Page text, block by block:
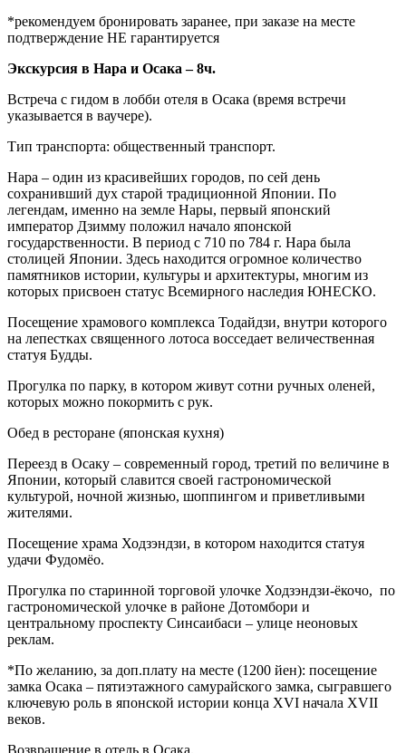
*рекомендуем бронировать заранее, при заказе на месте
подтверждение НЕ гарантируется
Экскурсия в Нара и Осака – 8ч.
Встреча с гидом в лобби отеля в Осака (время встречи
указывается в ваучере).
Тип транспорта: общественный транспорт.
Нара – один из красивейших городов, по сей день
сохранивший дух старой традиционной Японии. По
легендам, именно на земле Нары, первый японский
император Дзимму положил начало японской
государственности. В период с 710 по 784 г. Нара была
столицей Японии. Здесь находится огромное количество
памятников истории, культуры и архитектуры, многим из
которых присвоен статус Всемирного наследия ЮНЕСКО.
Посещение храмового комплекса Тодайдзи, внутри которого
на лепестках священного лотоса восседает величественная
статуя Будды.
Прогулка по парку, в котором живут сотни ручных оленей,
которых можно покормить с рук.
Обед в ресторане (японская кухня)
Переезд в Осаку – современный город, третий по величине в
Японии, который славится своей гастрономической
культурой, ночной жизнью, шоппингом и приветливыми
жителями.
Посещение храма Ходзэндзи, в котором находится статуя
удачи Фудомёо.
Прогулка по старинной торговой улочке Ходзэндзи-ёкочо, по
гастрономической улочке в районе Дотомбори и
центральному проспекту Синсаибаси – улице неоновых
реклам.
*По желанию, за доп.плату на месте (1200 йен): посещение
замка Осака – пятиэтажного самурайского замка, сыгравшего
ключевую роль в японской истории конца XVI начала XVII
веков.